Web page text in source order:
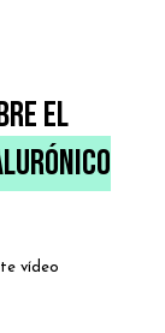
EL
vídeo